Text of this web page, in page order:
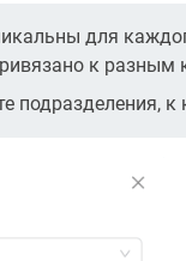
для
к разным
подразделения,